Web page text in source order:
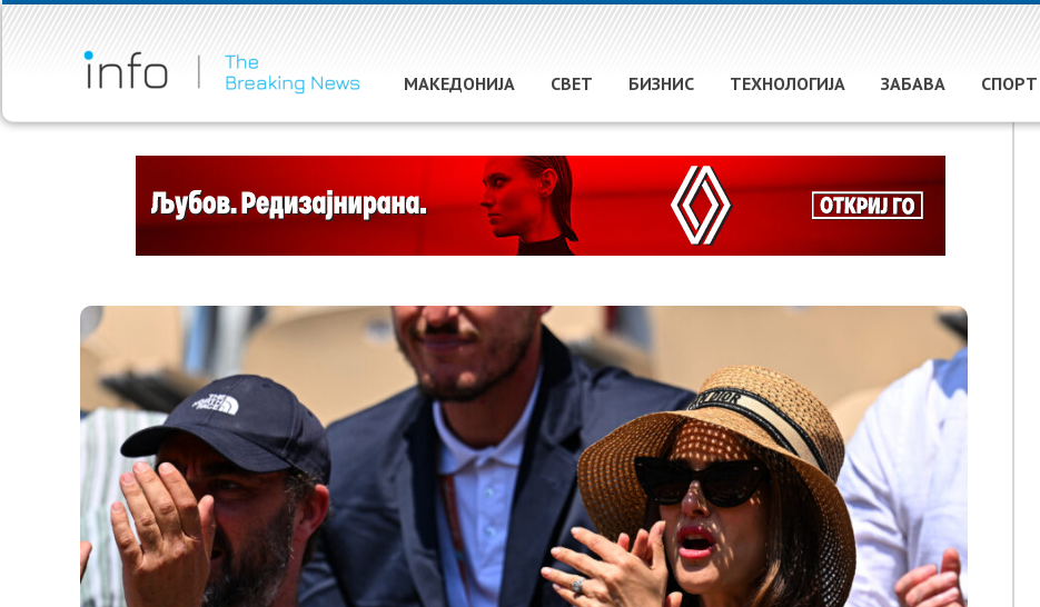
МАКЕДОНИЈА СВЕТ БИЗНИС ТЕХНОЛОГИЈА ЗАБАВА СПОРТ